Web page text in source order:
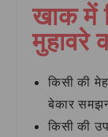
खाक में
मुहावरे
किसी की
बेकार
किसी की